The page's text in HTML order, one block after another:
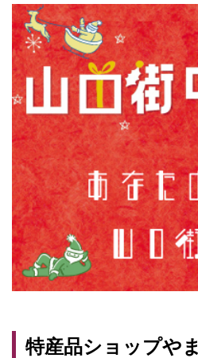
特産品ショップや